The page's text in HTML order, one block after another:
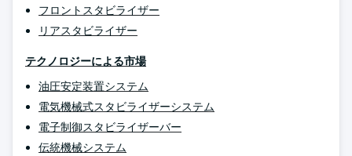
フロントスタビライザー
リアスタビライザー
テクノロジーによる市場
油圧安定装置システム
電気機械式スタビライザーシステム
電子制御スタビライザーバー
伝統機械システム